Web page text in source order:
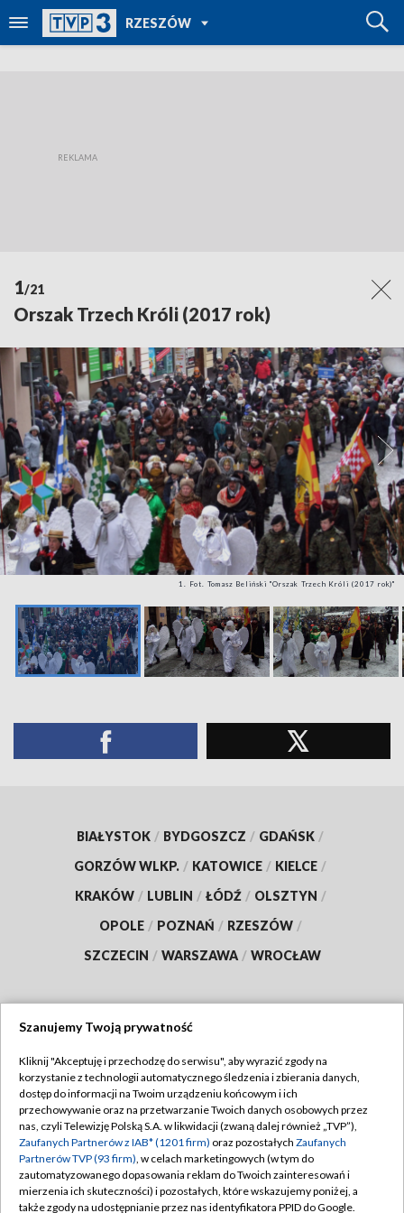
RZESZÓW
POWRÓT DO
TVP REGIONY
1/21
Orszak Trzech Króli (2017 rok)
1. Fot. Tomasz Beliński "Orszak Trzech Króli (2017 rok)"
BIAŁYSTOK / BYDGOSZCZ / GDAŃSK /
GORZÓW WLKP. / KATOWICE / KIELCE /
KRAKÓW / LUBLIN / ŁÓDŹ / OLSZTYN /
OPOLE / POZNAŃ / RZESZÓW /
SZCZECIN / WARSZAWA / WROCŁAW
TVP
Abonament TVP
Emisja w TVP
Centrum informacji TVP
Naziemna Telewizja Cyfrowa
Regulamin TVP
Polityka prywatności
Moje zgody
Pomoc
Szanujemy Twoją prywatność
Kliknij "Akceptuję i przechodzę do serwisu", aby wyrazić zgody na
korzystanie z technologii automatycznego śledzenia i zbierania danych,
dostęp do informacji na Twoim urządzeniu końcowym i ich
przechowywanie oraz na przetwarzanie Twoich danych osobowych przez
nas, czyli Telewizję Polską S.A. w likwidacji (zwaną dalej również „TVP”),
Zaufanych Partnerów z IAB* (1201 firm) oraz pozostałych Zaufanych
Partnerów TVP (93 firm), w celach marketingowych (w tym do
zautomatyzowanego dopasowania reklam do Twoich zainteresowań i
mierzenia ich skuteczności) i pozostałych, które wskazujemy poniżej, a
także zgody na udostępnianie przez nas identyfikatora PPID do Google.